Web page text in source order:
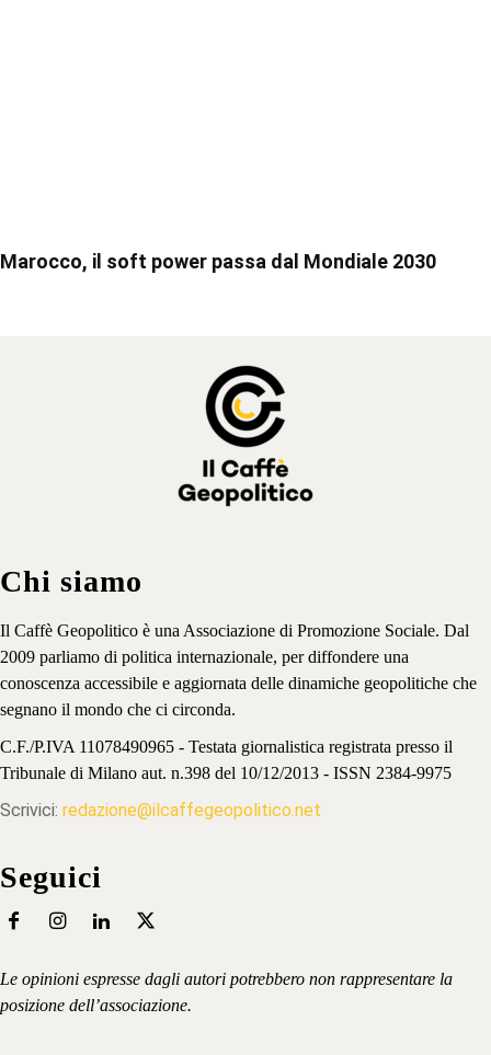
Marocco, il soft power passa dal Mondiale 2030
Chi siamo
Il Caffè Geopolitico è una Associazione di Promozione Sociale. Dal
2009 parliamo di politica internazionale, per diffondere una
conoscenza accessibile e aggiornata delle dinamiche geopolitiche che
segnano il mondo che ci circonda.
C.F./P.IVA 11078490965 - Testata giornalistica registrata presso il
Tribunale di Milano aut. n.398 del 10/12/2013 - ISSN 2384-9975
Scrivici: redazione@ilcaffegeopolitico.net
Seguici
Le opinioni espresse dagli autori potrebbero non rappresentare la
posizione dell’associazione.